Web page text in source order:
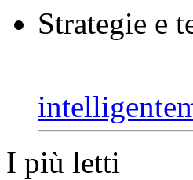
Strategie e
I più letti